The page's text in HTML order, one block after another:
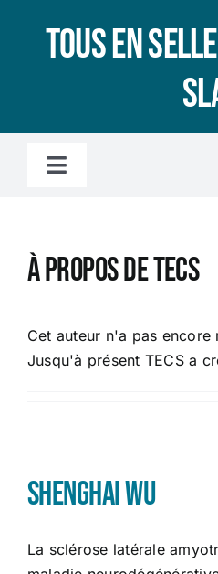
contenuTous en
Toggle
L’association
LA SLA, C’EST QUOI ?
À propos deTECS
Cet auteur n'a pas encore
Jusqu'à présent TECS a
Shenghai Wu
La sclérose latérale